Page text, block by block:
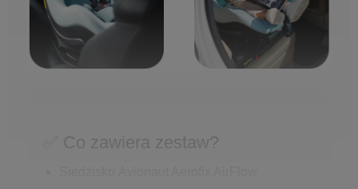
✅ Co zawiera zestaw?